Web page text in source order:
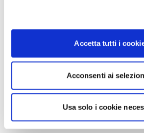
Accetta tutti i
Acconsenti ai
Usa solo i cookie